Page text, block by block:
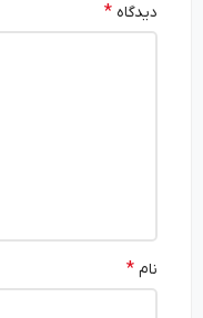
دیدگاه*